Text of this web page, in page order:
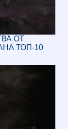
ОТ
ТОП-10